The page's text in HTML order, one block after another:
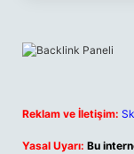
Reklam ve İletişim:
Yasal Uyarı: Bu